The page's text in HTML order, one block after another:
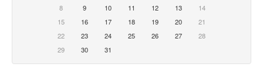
8
9 10 11 12 13
14
15
16 17 18 19 20
21
22
23 24 25 26 27
28
29
30 31